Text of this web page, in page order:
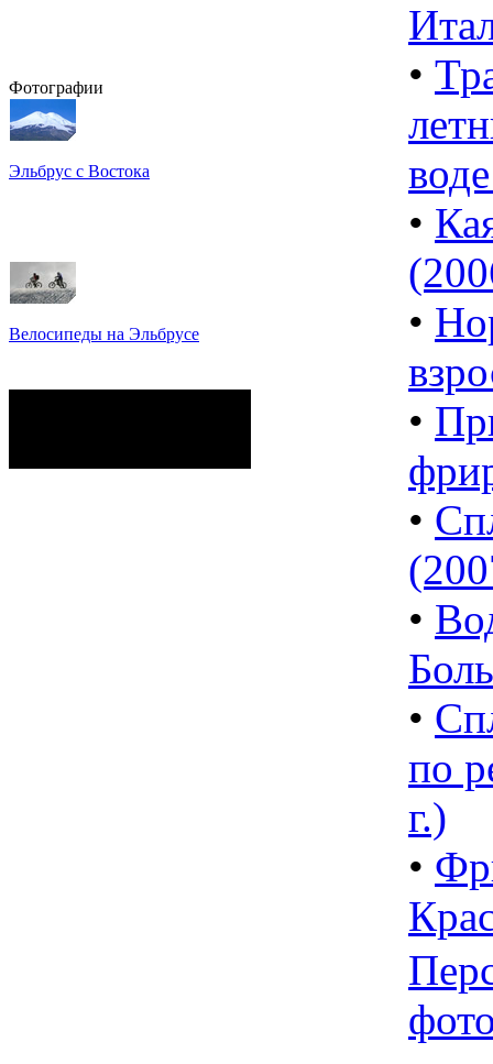
Фотографии
Эльбрус с Востока
Велосипеды на Эльбрусе
•
•
•
•
•
•
•
по
г.)
•